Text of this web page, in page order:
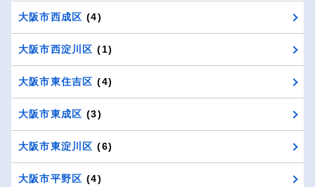
大阪市西成区 (4)
大阪市西淀川区 (1)
大阪市東住吉区 (4)
大阪市東成区 (3)
大阪市東淀川区 (6)
大阪市平野区 (4)